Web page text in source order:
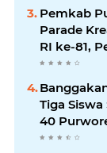
Pemkab
Parade
RI ke-81,
Resmi
Tiga Siswa
40
Jamnas